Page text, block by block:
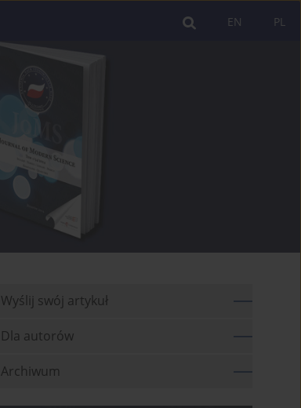
PL
EN
Wyślij swój artykuł
Dla autorów
Archiwum